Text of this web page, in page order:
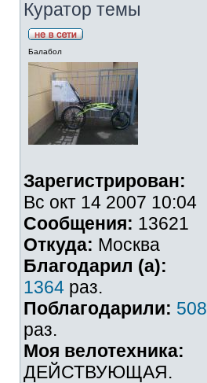
Куратор темы
Балабол
Зарегистрирован:
Вс окт 14 2007 10:04
Сообщения: 13621
Откуда: Москва
Благодарил (а):
1364 раз.
Поблагодарили: 508
раз.
Моя велотехника:
ДЕЙСТВУЮЩАЯ.